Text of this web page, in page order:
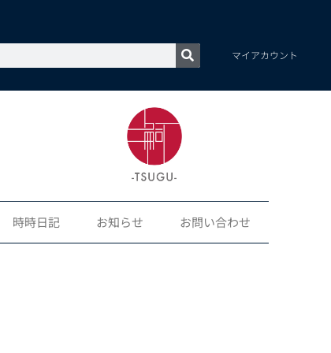
マイアカウント
時時日記 お知らせ お問い合わせ